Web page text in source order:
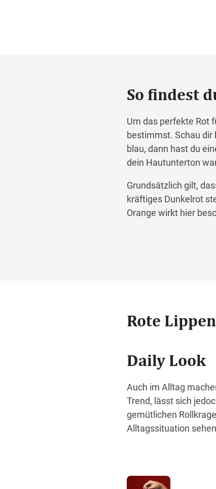
So findest
Um das perfekte Rot
bestimmst. Schau dir
blau, dann hast du
dein Hautunterton
Grundsätzlich gilt,
kräftiges Dunkelrot
Orange wirkt hier
Rote
Daily Look
Auch im Alltag
Trend, lässt sich
gemütlichen
Alltagssituation